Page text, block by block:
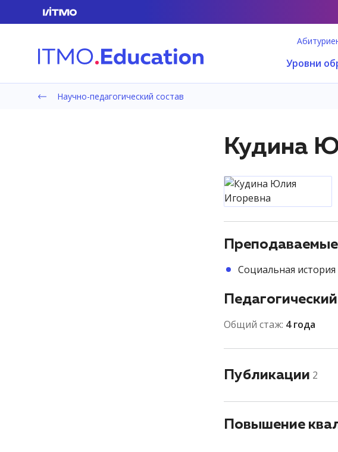
Уровни
Научно-педагогический состав
Кудина
Социальная история
Общий стаж: 4 года
Публикации 2
Повышение